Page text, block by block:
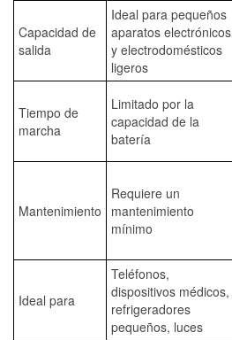
Capacidad de
salida
Ideal para pequeños
aparatos electrónicos
y electrodomésticos
ligeros
Tiempo de
marcha
Limitado por la
capacidad de la
batería
Mantenimiento
Requiere un
mantenimiento
mínimo
Ideal para
Teléfonos,
dispositivos médicos,
refrigeradores
pequeños, luces